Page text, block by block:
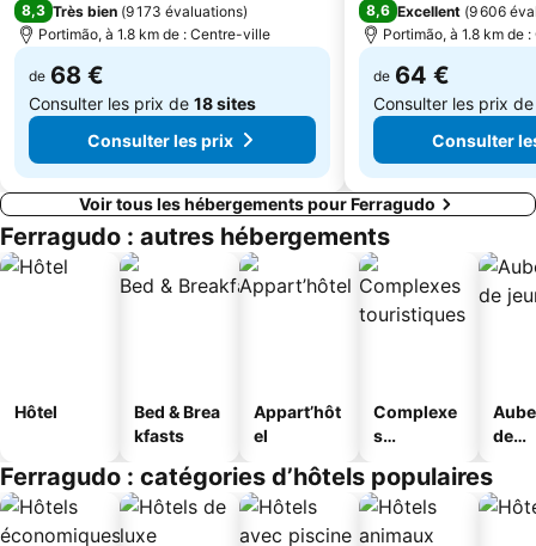
8,3 Très bien (9 173 évaluations)
Portimão, à 1.8 km de : Centre-ville
de 68 €
Consulter les prix de 18 sites
Consulter les prix
8,6 Excellent (9 606
Portimão, à 1.8 km de
de 64 €
Consulter les prix
Consulter
Voir tous les hébergements pour Ferragudo
Ferragudo : autres hébergements
Hôtel
Bed & Brea
kfasts
Appart’hôt
el
Complexe
s
s
de
Ferragudo : catégories d’hôtels populaires